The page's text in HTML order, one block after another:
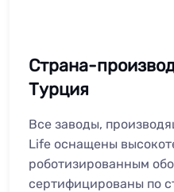
Страна-
Турция
Все заводы,
Life оснащены
роботизированным
сертифицированы по